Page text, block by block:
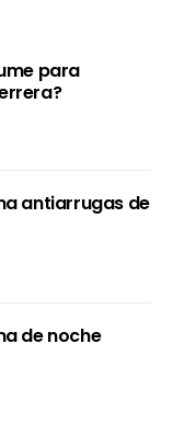
para
antiarrugas de
de noche